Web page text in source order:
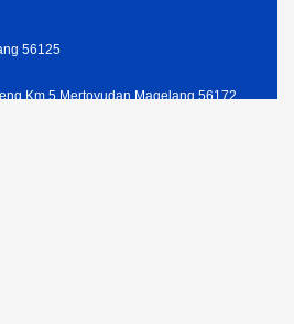
56125
Km.5 Mertoyudan Magelang 56172